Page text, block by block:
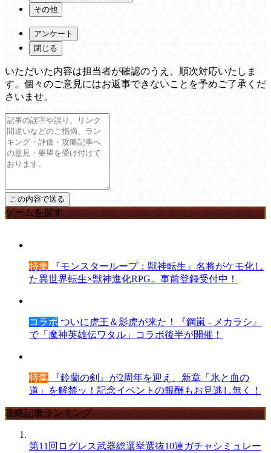
その他
アンケート
閉じる
いただいた内容は担当者が確認のうえ、順次対応いたしま
す。個々のご意見にはお返事できないことを予めご了承くだ
さいませ。
ゲームを探す
特集 『モンスターループ：獣神転生』名将がケモ化し
た異世界転生×獣神進化RPG。事前登録受付中！
コラボ ついに虎王＆影虎が来た！『鋼嵐 - メカラシ』
で「魔神英雄伝ワタル」コラボ後半が開催！
特集 『鈴蘭の剣』が2周年を迎え、新章「氷と血の
道」を解禁ッ！記念イベントの報酬もお見逃し無く！
攻略記事ランキング
第11回ログレス武器総選挙選抜10連ガチャシミュレー